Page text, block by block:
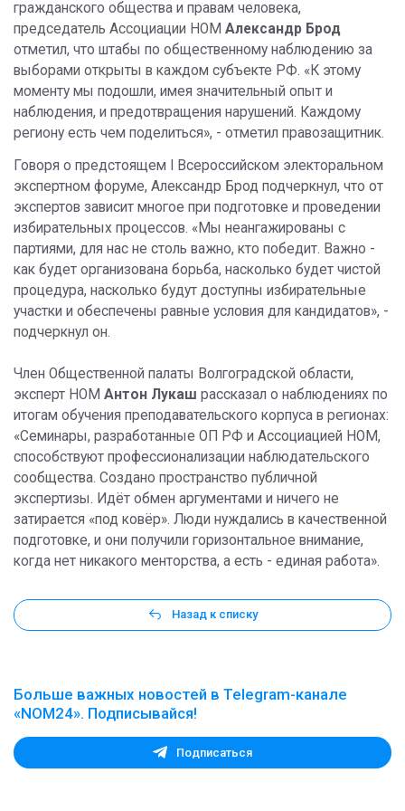
гражданского общества и правам человека,
председатель Ассоциации НОМ Александр Брод
отметил, что штабы по общественному наблюдению за
выборами открыты в каждом субъекте РФ. «К этому
моменту мы подошли, имея значительный опыт и
наблюдения, и предотвращения нарушений. Каждому
региону есть чем поделиться», - отметил правозащитник.
Говоря о предстоящем I Всероссийском электоральном
экспертном форуме, Александр Брод подчеркнул, что от
экспертов зависит многое при подготовке и проведении
избирательных процессов. «Мы неангажированы с
партиями, для нас не столь важно, кто победит. Важно -
как будет организована борьба, насколько будет чистой
процедура, насколько будут доступны избирательные
участки и обеспечены равные условия для кандидатов», -
подчеркнул он.
Член Общественной палаты Волгоградской области,
эксперт НОМ Антон Лукаш рассказал о наблюдениях по
итогам обучения преподавательского корпуса в регионах:
«Семинары, разработанные ОП РФ и Ассоциацией НОМ,
способствуют профессионализации наблюдательского
сообщества. Создано пространство публичной
экспертизы. Идёт обмен аргументами и ничего не
затирается «под ковёр». Люди нуждались в качественной
подготовке, и они получили горизонтальное внимание,
когда нет никакого менторства, а есть - единая работа».
Назад к списку
Больше важных новостей в Telegram-канале
«NOM24». Подписывайся!
Подписаться